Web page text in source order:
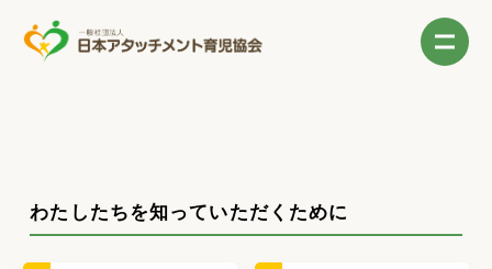
わたしたちを知っていただくために